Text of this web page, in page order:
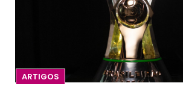
ARTIGOS